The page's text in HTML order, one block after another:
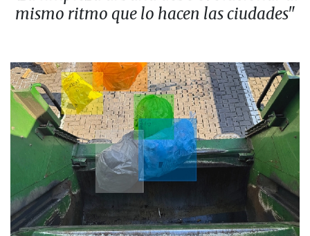
mismo ritmo que lo hacen las ciudades"